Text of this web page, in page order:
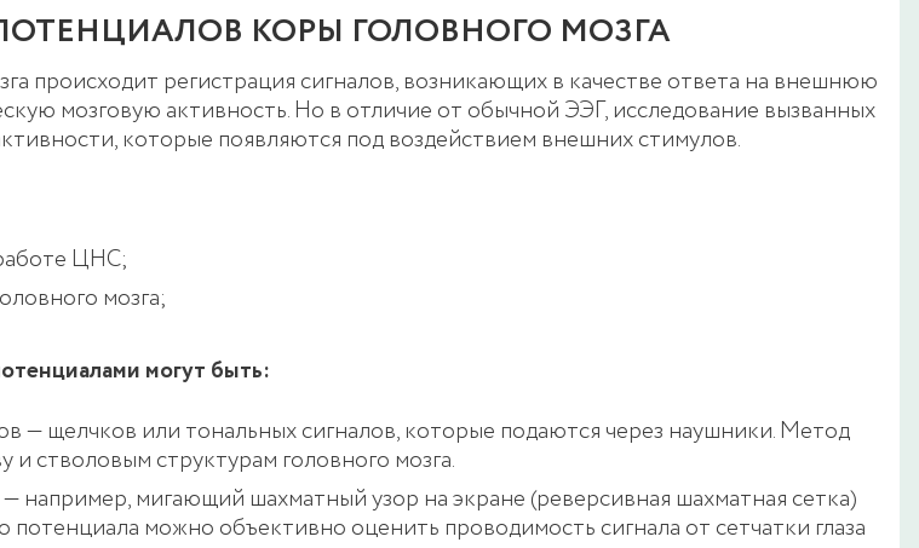
КОРЫ ГОЛОВНОГО МОЗГА
происходит регистрация сигналов, возникающих в качестве ответа на внешнюю
мозговую активность. Но в отличие от обычной ЭЭГ, исследование вызванных
которые появляются под воздействием внешних стимулов.
ЦНС;
мозга;
могут быть:
— щелчков или тональных сигналов, которые подаются через наушники. Метод
и стволовым структурам головного мозга.
например, мигающий шахматный узор на экране (реверсивная шахматная сетка)
можно объективно оценить проводимость сигнала от сетчатки глаза